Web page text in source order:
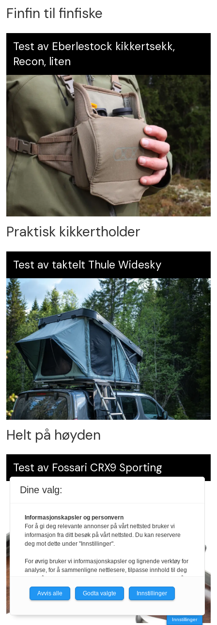
Finfin til finfiske
Test av Eberlestock kikkertsekk,
Recon, liten
Praktisk kikkertholder
Test av taktelt Thule Widesky
Helt på høyden
Test av Fossari CRX9 Sporting
Innstillinger
Dine valg:
Informasjonskapsler og personvern
For å gi deg relevante annonser på vårt nettsted bruker vi
informasjon fra ditt besøk på vårt nettsted. Du kan reservere
deg mot dette under "Innstillinger".
For øvrig bruker vi informasjonskapsler og lignende verktøy for
analyse, for å sammenligne nettlesere, tilpasse innhold til deg
personvernerklæring.
du få relevante annonser på nettstedene til medlemmene i
nettverket basert på informasjon fra dine besøk på tvers av
Avvis alle Godta valgte Innstillinger